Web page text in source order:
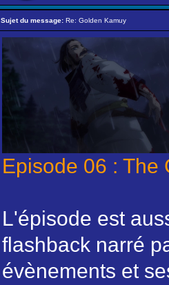
Sujet du message: Re: Golden Kamuy
Episode 06 : The
L'épisode est
flashback narré
évènements et